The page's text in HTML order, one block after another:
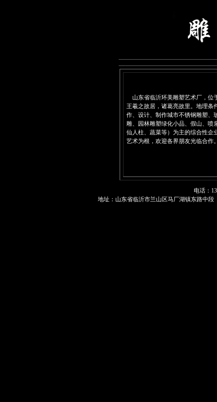
山东省临沂环美雕塑艺术厂，位
王羲之故居，诸葛亮故里。地理条
作、设计、制作城市不锈钢雕塑、
雕、园林雕塑绿化小品、假山、喷
仙人柱、蔬菜等）为主的综合性企
艺术为根，欢迎各界朋友光临合作
电话：
地址：山东省临沂市兰山区马厂湖镇东路中